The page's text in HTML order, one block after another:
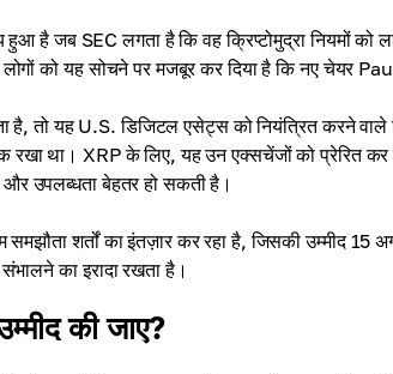
है जब SEC लगता है कि वह क्रिप्टोमुद्रा नियमों
लोगों को यह सोचने पर मजबूर कर दिया है कि नए चेयर
है, तो यह U.S. डिजिटल एसेट्स को नियंत्रित करने
रखा था। XRP के लिए, यह उन एक्सचेंजों को प्रेरित कर
उपलब्धता बेहतर हो सकती है।
समझौता शर्तों का इंतज़ार कर रहा है, जिसकी उम्मीद
का इरादा रखता है।
की जाए?